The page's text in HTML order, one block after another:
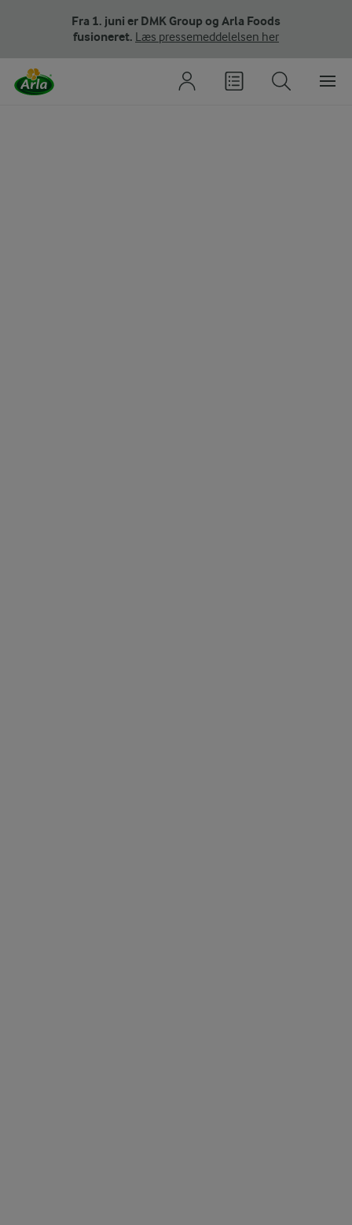
Fra 1. juni er DMK Group og Arla Foods
fusioneret. Læs pressemeddelelsen her